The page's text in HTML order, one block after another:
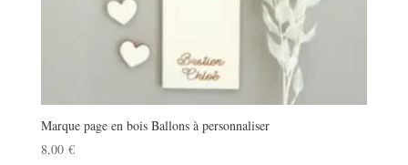
Marque page en bois Ballons à personnaliser
8,00 €